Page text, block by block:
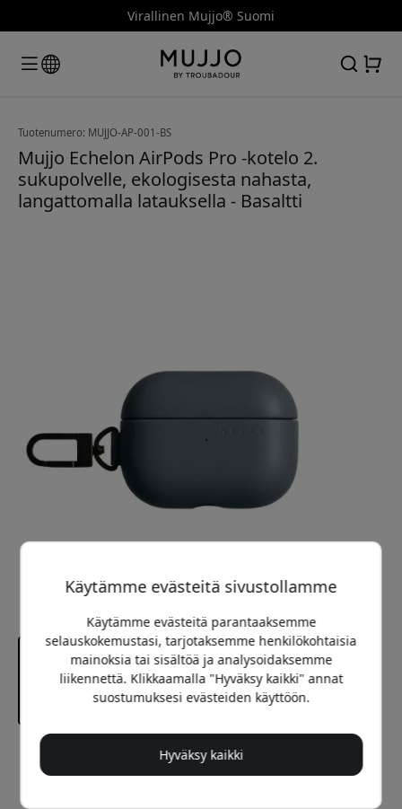
Virallinen Mujjo® Suomi
Tuotenumero: MUJJO-AP-001-BS
Mujjo Echelon AirPods Pro -kotelo 2.
sukupolvelle, ekologisesta nahasta,
langattomalla latauksella - Basaltti
Suositeltava hinta
39.99 EUR
Käytämme evästeitä sivustollamme
Käytämme evästeitä parantaaksemme
selauskokemustasi, tarjotaksemme henkilökohtaisia
mainoksia tai sisältöä ja analysoidaksemme
liikennettä. Klikkaamalla "Hyväksy kaikki" annat
suostumuksesi evästeiden käyttöön.
Hyväksy kaikki